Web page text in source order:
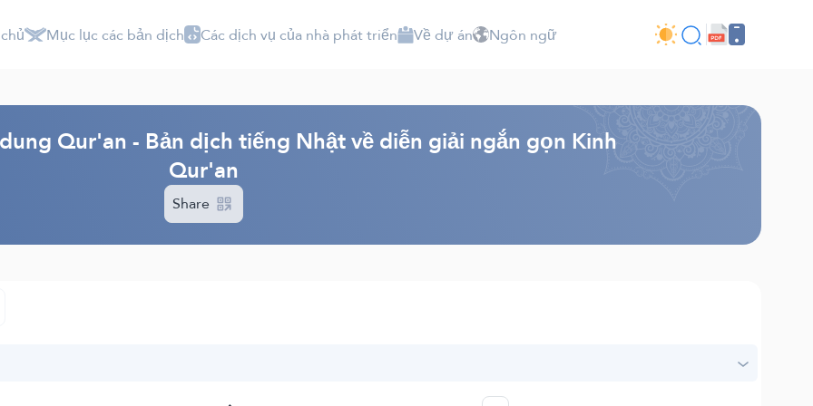
Mục lục các bản dịch Các dịch vụ của nhà phát triển Về dự án Ngôn ngữ
Qur'an - Bản dịch tiếng Nhật về diễn giải ngắn gọn Kinh
Qur'an
Share